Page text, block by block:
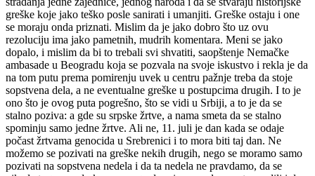
greške koje jako teško posle sanirati i umanjiti. Greške ostaju i one
se moraju onda priznati. Mislim da je jako dobro što uz ovu
rezoluciju ima jako pametnih, mudrih komentara. Meni se jako
dopalo, i mislim da bi to trebali svi shvatiti, saopštenje Nemačke
ambasade u Beogradu koja se pozvala na svoje iskustvo i rekla je da
na tom putu prema pomirenju uvek u centru pažnje treba da stoje
sopstvena dela, a ne eventualne greške u postupcima drugih. I to je
ono što je ovog puta pogrešno, što se vidi u Srbiji, a to je da se
stalno poziva: a gde su srpske žrtve, a nama smeta da se stalno
spominju samo jedne žrtve. Ali ne, 11. juli je dan kada se odaje
počast žrtvama genocida u Srebrenici i to mora biti taj dan. Ne
možemo se pozivati na greške nekih drugih, nego se moramo samo
pozivati na sopstvena nedela i da ta nedela ne pravdamo, da se